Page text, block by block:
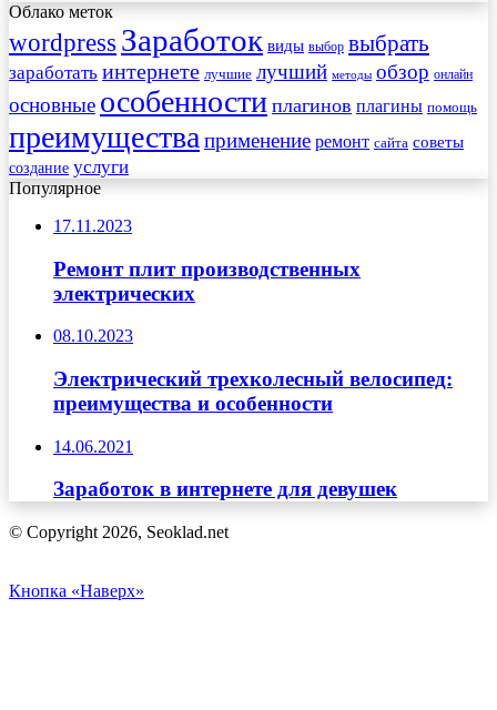
Облако меток
wordpress Заработок виды выбор выбрать
заработать интернете лучшие лучший методы обзор онлайн
основные особенности плагинов плагины помощь
преимущества применение ремонт сайта советы
создание услуги
Популярное
17.11.2023
Ремонт плит производственных
электрических
08.10.2023
Электрический трехколесный велосипед:
преимущества и особенности
14.06.2021
Заработок в интернете для девушек
© Copyright 2026, Seoklad.net
Кнопка «Наверх»